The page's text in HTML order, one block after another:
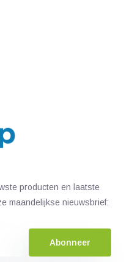
producten en laatste
maandelijkse nieuwsbrief:
Abonneer